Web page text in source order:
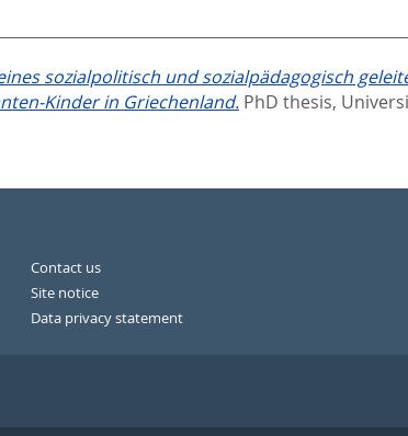
sozialpolitisch und sozialpädagogisch
Kinder in Griechenland. PhD thesis,
Contact us
Site notice
Data privacy statement